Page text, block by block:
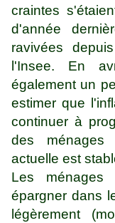
craintes
d'année
ravivées
l'Insee. En
également un
estimer que
continuer à
des ménages
actuelle est
Les
épargner dans
légèrement